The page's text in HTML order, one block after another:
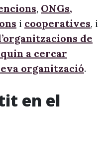
, ONGs,
i cooperatives, i
de
a cercar
organització.
en el